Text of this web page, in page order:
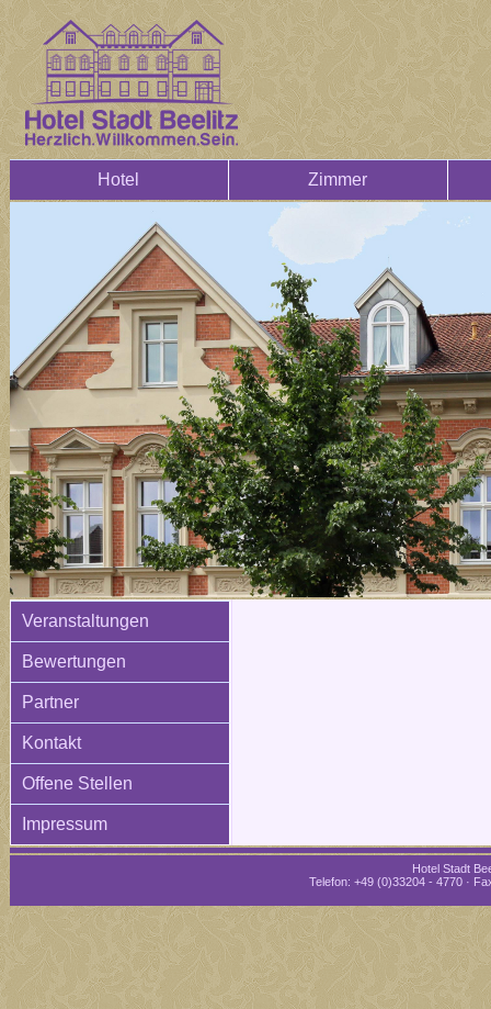
Hotel Zimmer
Veranstaltungen
Bewertungen
Partner
Kontakt
Offene Stellen
Impressum
Hotel Stadt
Telefon: +49 (0)33204 - 4770 ·